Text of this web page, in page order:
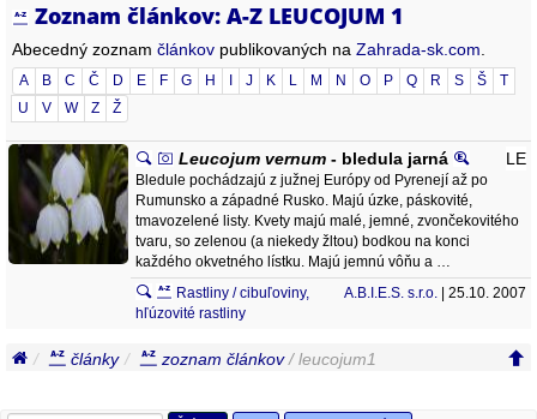
Zoznam článkov: A-Z LEUCOJUM 1
Abecedný zoznam článkov publikovaných na Zahrada-sk.com
A B C Č D E F G H J K L M N O P Q R S Š
T
U
V W Z Ž
Leucojum vernum - bledula jarná LE
Bledule pochádzajú z južnej Európy od Pyrenejí až po
Rumunsko a západné Rusko. Majú úzke, páskovité,
tmavozelené listy. Kvety majú malé, jemné, zvončekovitého
tvaru, so zelenou (a niekedy žltou) bodkou na konci
každého okvetného lístku. Majú jemnú vôňu a …
A.B.I.E.S. s.r.o. | 25.10. 2007
Rastliny / cibuľoviny,
hľúzovité rastliny
články zoznam článkov/ leucojum1